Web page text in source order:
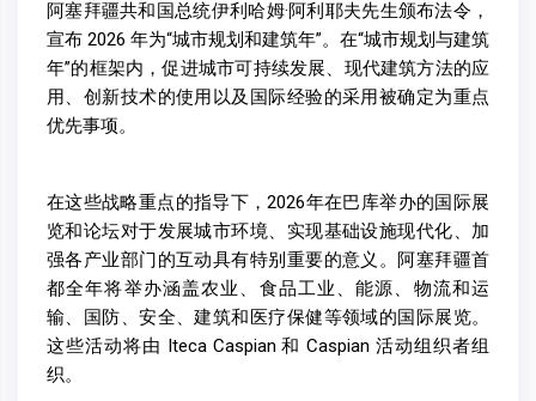
阿塞拜疆共和国总统伊利哈姆·阿利耶夫先生颁布法令，
宣布 2026 年为“城市规划和建筑年”。在“城市规划与建筑
年”的框架内，促进城市可持续发展、现代建筑方法的应
用、创新技术的使用以及国际经验的采用被确定为重点
优先事项。
在这些战略重点的指导下，2026年在巴库举办的国际展
览和论坛对于发展城市环境、实现基础设施现代化、加
强各产业部门的互动具有特别重要的意义。阿塞拜疆首
都全年将举办涵盖农业、食品工业、能源、物流和运
输、国防、安全、建筑和医疗保健等领域的国际展览。
这些活动将由 Iteca Caspian 和 Caspian 活动组织者组
织。